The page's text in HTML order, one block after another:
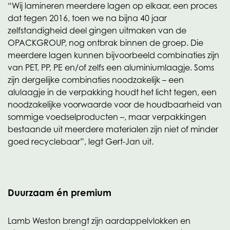
“Wij lamineren meerdere lagen op elkaar, een proces
dat tegen 2016, toen we na bijna 40 jaar
zelfstandigheid deel gingen uitmaken van de
OPACKGROUP, nog ontbrak binnen de groep. Die
meerdere lagen kunnen bijvoorbeeld combinaties zijn
van PET, PP, PE en/of zelfs een aluminiumlaagje. Soms
zijn dergelijke combinaties noodzakelijk – een
alulaagje in de verpakking houdt het licht tegen, een
noodzakelijke voorwaarde voor de houdbaarheid van
sommige voedselproducten –, maar verpakkingen
bestaande uit meerdere materialen zijn niet of minder
goed recyclebaar”, legt Gert-Jan uit.
Duurzaam én premium
Lamb Weston brengt zijn aardappelvlokken en